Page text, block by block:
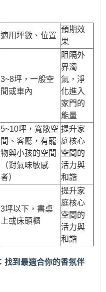
適用坪數、位置
預期效
果
3~8坪，一般空
間或車內
阻隔外
界濁
氣，淨
化進入
家門的
能量
5~10坪，寬敞空
間、客廳，有寵
物與小孩的空間
（對氣味敏感
者）
提升家
庭核心
空間的
活力與
和諧
3坪以下，書桌
上或床頭櫃
提升家
庭核心
空間的
活力與
和諧
找到最適合你的香氛伴